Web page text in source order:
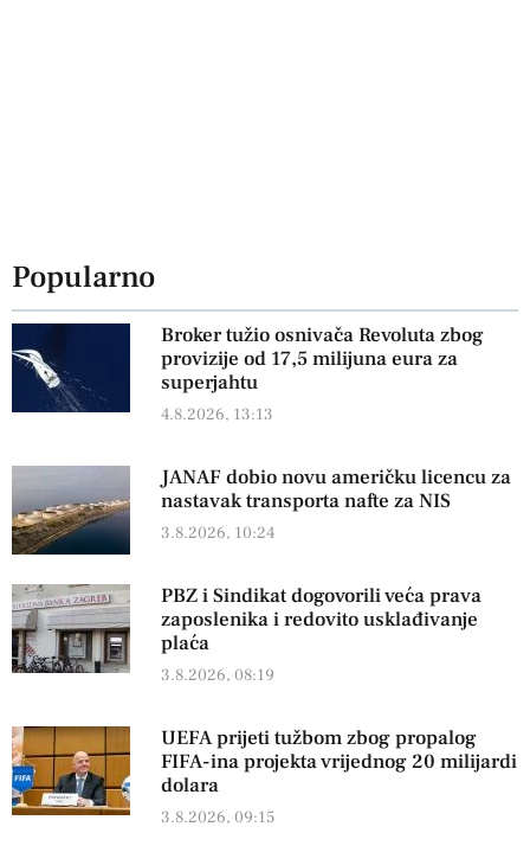
Popularno
Broker tužio osnivača Revoluta zbog
provizije od 17,5 milijuna eura za
superjahtu
4.8.2026, 13:13
JANAF dobio novu američku licencu za
nastavak transporta nafte za NIS
3.8.2026, 10:24
PBZ i Sindikat dogovorili veća prava
zaposlenika i redovito usklađivanje
plaća
3.8.2026, 08:19
UEFA prijeti tužbom zbog propalog
FIFA-ina projekta vrijednog 20 milijardi
dolara
3.8.2026, 09:15